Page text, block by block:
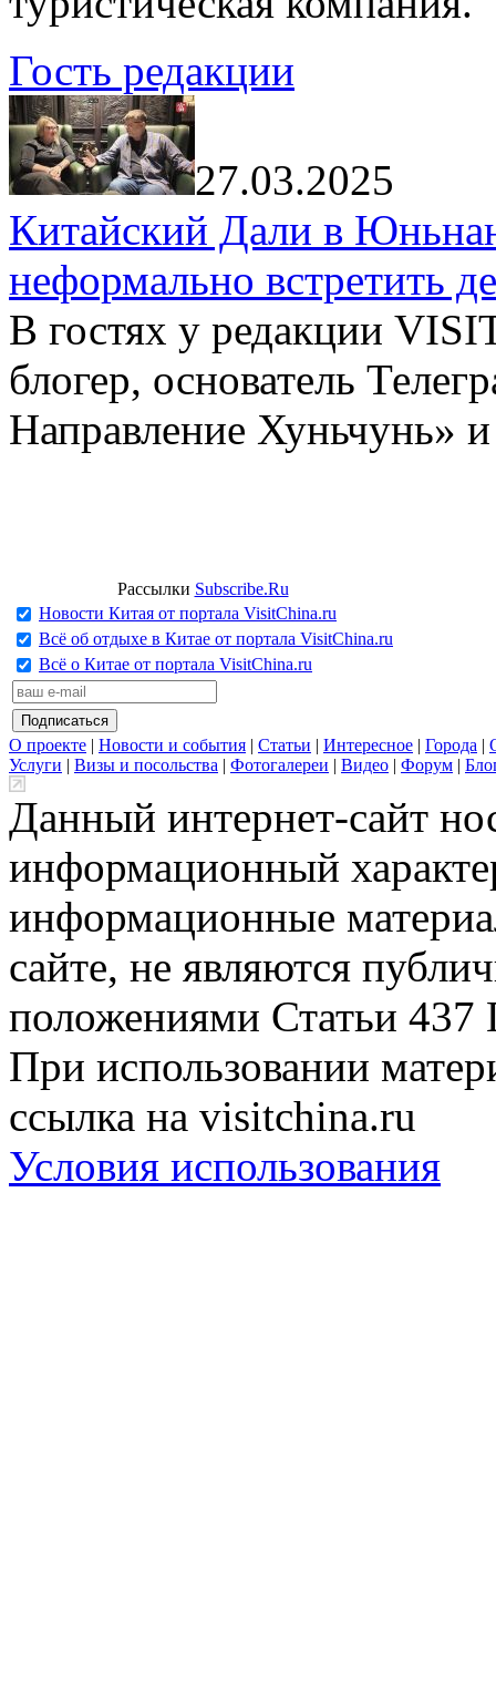
Гость редакции
27.03.2025
Китайский Дали в
неформально встретить
В гостях у редакции
блогер, основатель
Направление Хуньчунь»
Рассылки Subscribe.Ru
Новости Китая от портала VisitChina.ru
Всё об отдыхе в Китае от портала VisitChina.ru
Всё о Китае от портала VisitChina.ru
О проекте | Новости и события | Статьи | Интересное | Города |
Услуги | Визы и посольства | Фотогалереи | Видео | Форум |
Данный интернет-сайт
информационный
информационные
сайте, не являются
положениями Статьи 437
При использовании
ссылка на visitchina.ru
Условия использования